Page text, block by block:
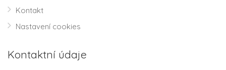
Kontakt
Nastavení cookies
Kontaktní údaje